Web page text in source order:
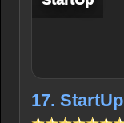
17. StartUp